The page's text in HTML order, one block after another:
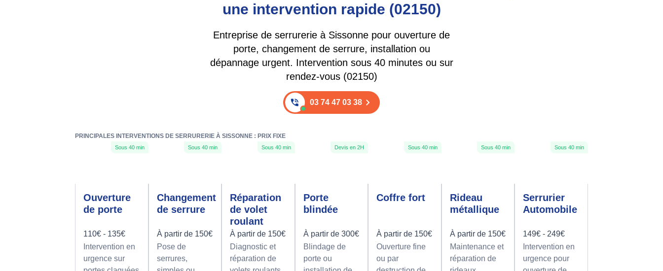
une intervention rapide (02150)
Entreprise de serrurerie à Sissonne pour ouverture de
porte, changement de serrure, installation ou
dépannage urgent. Intervention sous 40 minutes ou sur
rendez-vous (02150)
03 74 47 03 38
PRINCIPALES INTERVENTIONS DE SERRURERIE À SISSONNE : PRIX FIXE
Sous 40 min
Ouverture
de porte
110€ - 135€
Intervention en
urgence sur
Sous 40 min
Changement
de serrure
À partir de 150€
Pose de
serrures,
Sous 40 min
Réparation
de volet
roulant
À partir de 150€
Diagnostic et
réparation de
Devis en 2H
Porte
blindée
À partir de 300€
Blindage de
porte ou
Sous 40 min
Coffre fort
À partir de 150€
Ouverture fine
ou par
Sous 40 min
Rideau
métallique
À partir de 150€
Maintenance et
réparation de
Sous 40 min
Serrurier
Automobile
149€ - 249€
Intervention en
urgence pour